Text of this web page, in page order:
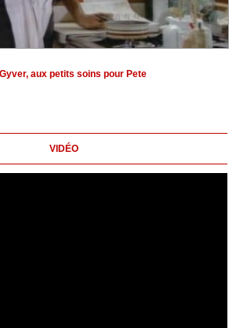
aux petits soins pour Pete
VIDÉO